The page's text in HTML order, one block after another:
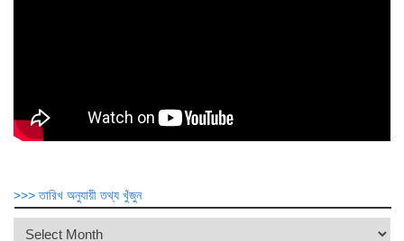
>>> তারিখ অনুযায়ী তথ্য খুঁজুন
>>>